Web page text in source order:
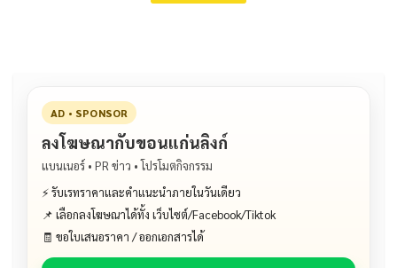
AD • SPONSOR
ลงโฆษณากับขอนแก่นลิงก์
แบนเนอร์ • PR ข่าว • โปรโมตกิจกรรม
⚡ รับเรทราคาและคำแนะนำภายในวันเดียว
📌 เลือกลงโฆษณาได้ทั้ง เว็บไซต์/Facebook/Tiktok
🧾 ขอใบเสนอราคา / ออกเอกสารได้